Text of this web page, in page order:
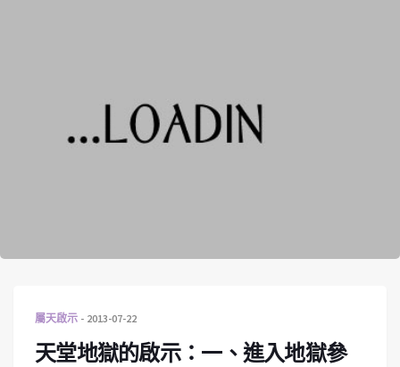
屬天啟示 2013-07-22
天堂地獄的啟示：一、進入地獄參